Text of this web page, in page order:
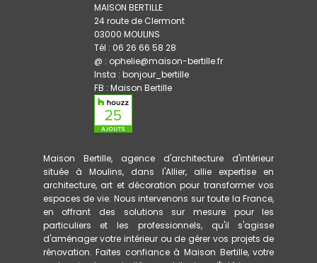
MAISON BERTILLE
24 route de Clermont
03000 MOULINS
Tél : 06 26 66 58 28
@ : ophelie@maison-bertille.fr
Insta : bonjour_bertille
FB : Maison Bertille
Maison Bertille, agence d'architecture d'intérieur
située à Moulins, dans l'Allier, allie expertise en
architecture, art et décoration pour transformer vos
espaces de vie. Nous intervenons sur toute la France,
en offrant des solutions sur mesure pour les
particuliers et les professionnels, qu'il s'agisse
d'aménager votre intérieur ou de gérer vos projets de
rénovation. Faites confiance à Maison Bertille, votre